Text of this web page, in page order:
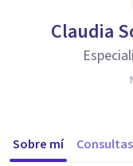
Claudia
Sobre mí Consultas